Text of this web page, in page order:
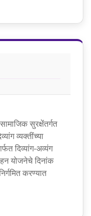
सुरक्षेंतर्गत
व्यक्तींच्या
दिव्यांग-अव्यंग
योजनेचे दिनांक
करण्यात